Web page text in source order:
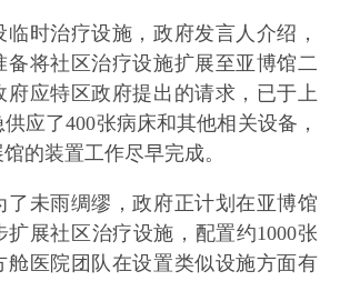
时治疗设施，政府发言人介绍，
备将社区治疗设施扩展至亚博馆二
府应特区政府提出的请求，已于上
应了400张病床和其他相关设备，
的装置工作尽早完成。
了未雨绸缪，政府正计划在亚博馆
展社区治疗设施，配置约1000张
舱医院团队在设置类似设施方面有